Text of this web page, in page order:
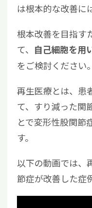
は根本的な改善に
根本改善を目指す
て、 自己細胞を用
をご検討ください。
再生医療とは、患
て、すり減った関
とで変形性股関節
す。
以下の動画では、
節症が改善した症